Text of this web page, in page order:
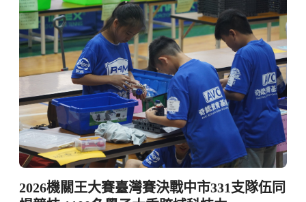
2026機關王大賽臺灣賽決戰中市331支隊伍同